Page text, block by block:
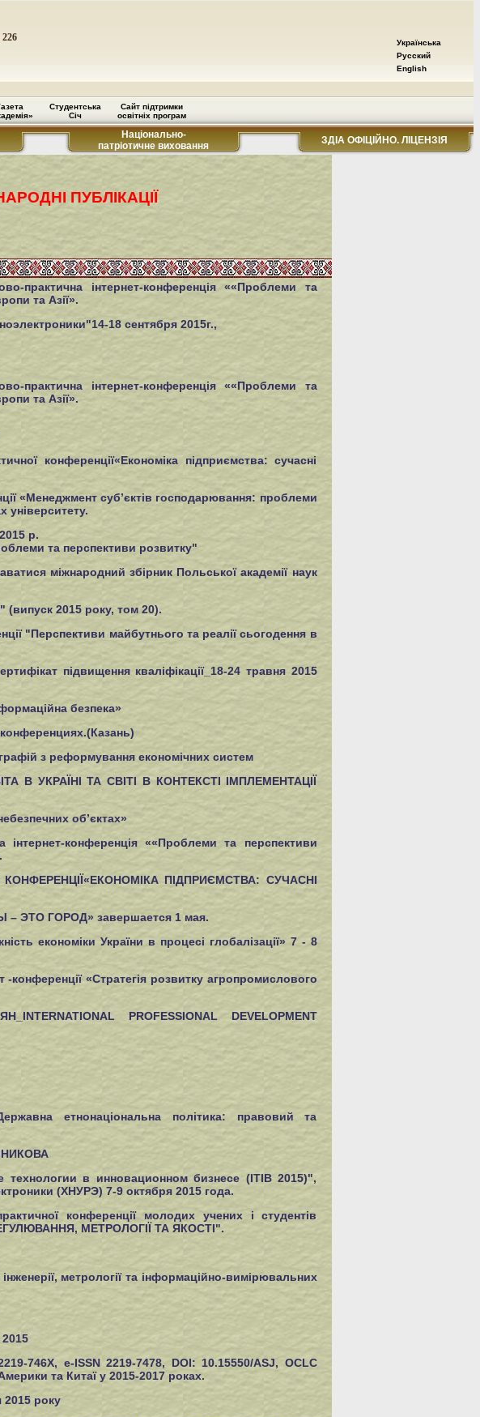
Українська
Русский
English
Студентська
Січ
Сайт підтримки
освітніх програм
Національно-
патріотичне виховання
ЗДІА ОФІЦІЙНО. ЛІЦЕНЗІЯ
ПУБЛІКАЦІЇ
інтернет-конференція ««Проблеми та
та Азії».
18 сентября 2015г.,
інтернет-конференція ««Проблеми та
та Азії».
конференції«Економіка підприємства: сучасні
«Менеджмент суб’єктів господарювання: проблеми
університету.
р.
та перспективи розвитку"
міжнародний збірник Польської академії наук
2015 року, том 20).
"Перспективи майбутнього та реалії сьогодення в
підвищення кваліфікації_18-24 травня 2015
безпека»
з реформування економічних систем
В УКРАЇНІ ТА СВІТІ В КОНТЕКСТІ ІМПЛЕМЕНТАЦІЇ
об’єктах»
конференція ««Проблеми та перспективи
ПІДПРИЄМСТВА: СУЧАСНІ
– ЭТО ГОРОД» завершается 1 мая.
економіки України в процесі глобалізації» 7 - 8
конференції «Стратегія розвитку агропромислового
PROFESSIONAL DEVELOPMENT
етнонаціональна політика: правовий та
в инновационном бизнесе (ITIB 2015)",
(ХНУРЭ) 7-9 октября 2015 года.
конференції молодих учених і студентів
МЕТРОЛОГІЇ ТА ЯКОСТІ".
метрології та інформаційно-вимірювальних
746X, e-ISSN 2219-7478, DOI: 10.15550/ASJ, OCLC
та Китаї у 2015-2017 роках.
2015 року